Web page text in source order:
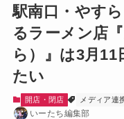
駅南口・やす
るラーメン店
ら）』は3月
たい
開店・閉店 メディア連
いーたち編集部